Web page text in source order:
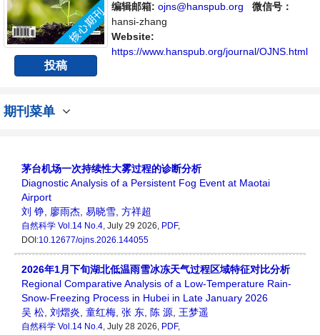
投稿
在给世界范围内的科学家、学者、科研人员提
供一个传播、分享和讨论自然科学领域内不同
方向问题与发展的交流平台。
编辑邮箱: ojns@hanspub.org
微信号：
hansi-zhang
Website:
https://www.hanspub.org/journal/OJNS.html
期刊菜单
茅台机场一次持续性大雾过程的诊断分析
Diagnostic Analysis of a Persistent Fog Event at Maotai
Airport
刘 铮 廖雨杰 易晓雪 方祥超
自然科学 Vol.14 No.4, July 29 2026, PDF,
DOI:10.12677/ojns.2026.144055
2026年1月下旬湖北低温雨雪冰冻天气过程区域特征对比分析
Regional Comparative Analysis of a Low-Temperature Rain-
Snow-Freezing Process in Hubei in Late January 2026
吴 松 刘熠炎 童红梅 张 东 陈 源 王梦遥
自然科学 Vol.14 No.4, July 28 2026, PDF,